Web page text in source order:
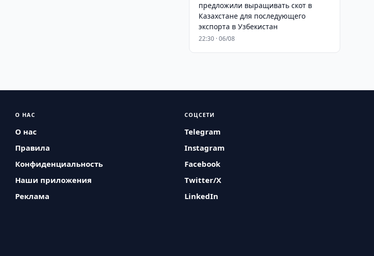
предложили выращивать скот в
Казахстане для последующего
экспорта в Узбекистан
22:30 · 06/08
О НАС
О нас
Правила
Конфиденциальность
Наши приложения
Реклама
СОЦСЕТИ
Telegram
Instagram
Facebook
Twitter/X
LinkedIn